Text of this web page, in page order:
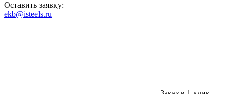
Оставить заявку:
ekb@isteels.ru